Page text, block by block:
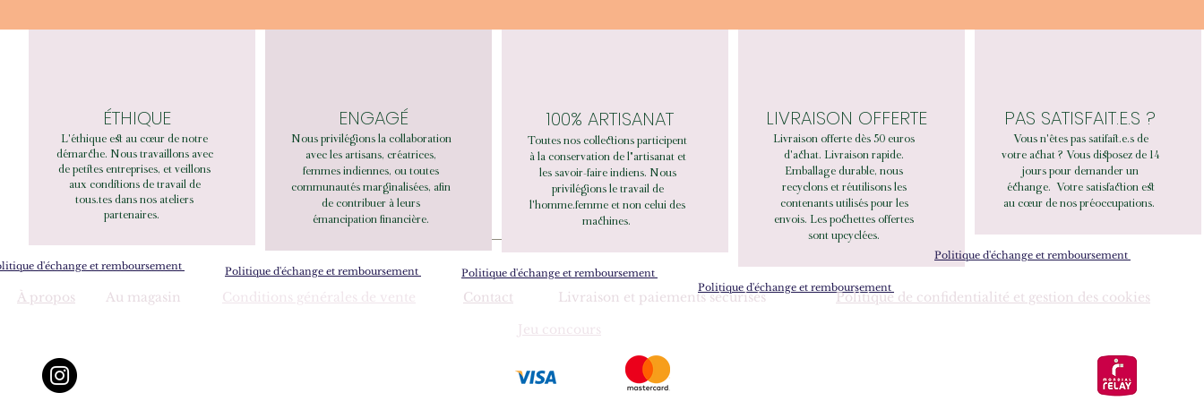
ÉTHIQUE
L'éthique est au cœur de notre
démarche. Nous travaillons avec
de petites entreprises, et veillons
aux conditions de travail de
tous.tes dans nos ateliers
partenaires.
d'échange et remboursement
ENGAGÉ
Nous privilégions la collaboration
avec les artisans, créatrices,
femmes indiennes, ou toutes
communautés marginalisées, afin
de contribuer à leurs
émancipation financière.
Politique d'échange et remboursement
100% ARTISANAT
Toutes nos collections participent
à la conservation de l"artisanat et
les savoir-faire indiens. Nous
privilégions le travail de
l'homme.femme et non celui des
machines.
Politique d'échange et remboursement
LIVRAISON OFFERTE
Livraison offerte dès 50 euros
d'achat. Livraison rapide.
Emballage durable, nous
recyclons et réutilisons les
contenants utilisés pour les
envois. Les pochettes offertes
sont upcyclées.
Politique d'échange et remboursement
PAS SATISFAIT.E.S ?
Vous n'êtes pas satifait.e.s de
votre achat ? Vous disposez de 14
jours pour demander un
échange. Votre satisfaction est
au cœur de nos préoccupations.
Politique d'échange et remboursement
À propos Au magasin Contact Livraison et paiements sécurisés
Conditions générales de vente
Politique de confidentialité et gestion des cookies
Jeu concours